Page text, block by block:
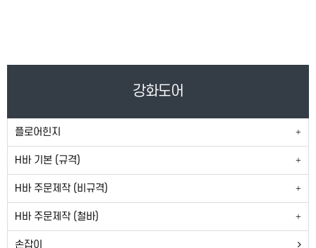
강화도어
플로어힌지
H바 기본 (규격)
H바 주문제작 (비규격)
H바 주문제작 (철바)
손잡이